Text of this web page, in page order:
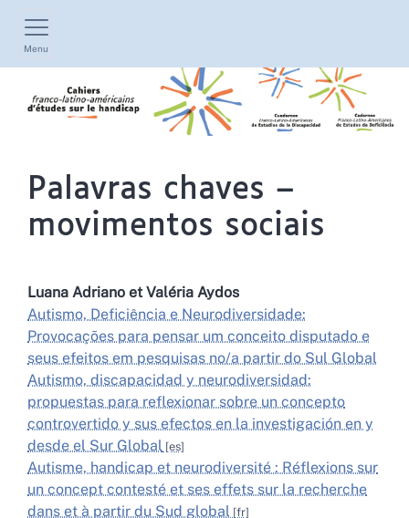
Menu
Palavras chaves –
movimentos sociais
Luana Adriano etValéria Aydos
Autismo, Deficiência e Neurodiversidade:
Provocações para pensar um conceito disputado e
seus efeitos em pesquisas no/a partir do Sul Global
Autismo, discapacidad y neurodiversidad:
propuestas para reflexionar sobre un concepto
controvertido y sus efectos en la investigación en y
desde el Sur Global
Autisme, handicap et neurodiversité : Réflexions sur
un concept contesté et ses effets sur la recherche
dans et à partir du Sud global